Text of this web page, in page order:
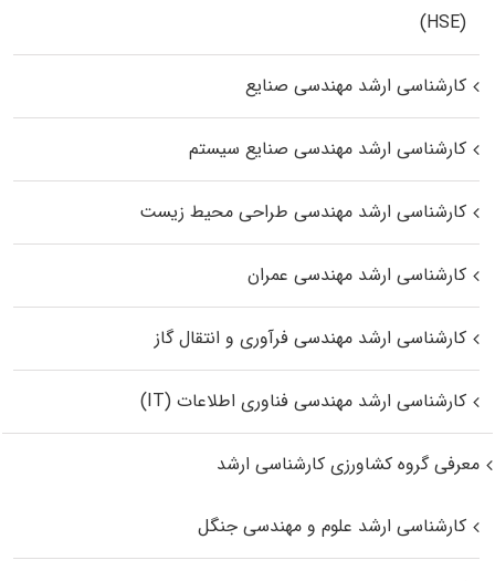
(HSE)
کارشناسی ارشد مهندسی صنایع
کارشناسی ارشد مهندسی صنایع سیستم
کارشناسی ارشد مهندسی طراحی محیط زیست
کارشناسی ارشد مهندسی عمران
کارشناسی ارشد مهندسی فرآوری و انتقال گاز
کارشناسی ارشد مهندسی فناوری اطلاعات (IT)
معرفی گروه کشاورزی کارشناسی ارشد
کارشناسی ارشد علوم و مهندسی جنگل